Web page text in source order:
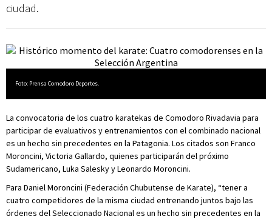
ciudad.
Foto: Prensa Comodoro Deportes.
La convocatoria de los cuatro karatekas de Comodoro Rivadavia para
participar de evaluativos y entrenamientos con el combinado nacional
es un hecho sin precedentes en la Patagonia. Los citados son Franco
Moroncini, Victoria Gallardo, quienes participarán del próximo
Sudamericano, Luka Salesky y Leonardo Moroncini.
Para Daniel Moroncini (Federación Chubutense de Karate), “tener a
cuatro competidores de la misma ciudad entrenando juntos bajo las
órdenes del Seleccionado Nacional es un hecho sin precedentes en la